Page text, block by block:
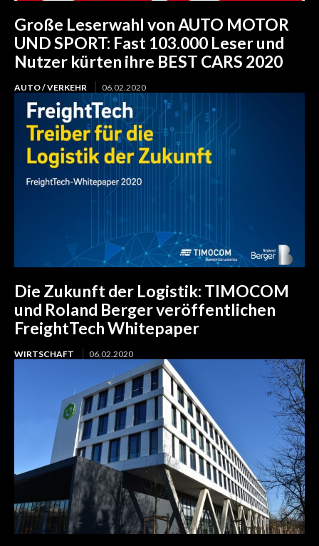
Große Leserwahl von AUTO MOTOR
UND SPORT: Fast 103.000 Leser und
Nutzer kürten ihre BEST CARS 2020
AUTO / VERKEHR 06.02.2020
Die Zukunft der Logistik: TIMOCOM
und Roland Berger veröffentlichen
FreightTech Whitepaper
WIRTSCHAFT 06.02.2020